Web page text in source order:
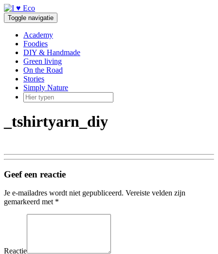
Doorgaan
naar
inhoud
Toggle navigatie
Academy
Foodies
DIY & Handmade
Green living
On the Road
Stories
Simply Nature
_tshirtyarn_diy
Geef een reactie
Je e-mailadres wordt niet gepubliceerd. Vereiste velden zijn
gemarkeerd met *
Reactie